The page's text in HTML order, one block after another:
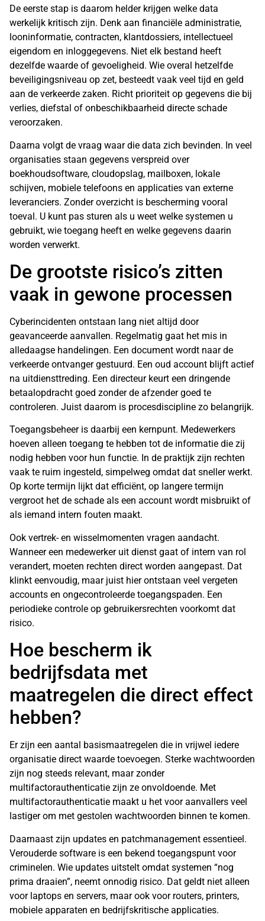
De eerste stap is daarom helder krijgen welke data
werkelijk kritisch zijn. Denk aan financiële administratie,
looninformatie, contracten, klantdossiers, intellectueel
eigendom en inloggegevens. Niet elk bestand heeft
dezelfde waarde of gevoeligheid. Wie overal hetzelfde
beveiligingsniveau op zet, besteedt vaak veel tijd en geld
aan de verkeerde zaken. Richt prioriteit op gegevens die bij
verlies, diefstal of onbeschikbaarheid directe schade
veroorzaken.
Daarna volgt de vraag waar die data zich bevinden. In veel
organisaties staan gegevens verspreid over
boekhoudsoftware, cloudopslag, mailboxen, lokale
schijven, mobiele telefoons en applicaties van externe
leveranciers. Zonder overzicht is bescherming vooral
toeval. U kunt pas sturen als u weet welke systemen u
gebruikt, wie toegang heeft en welke gegevens daarin
worden verwerkt.
De grootste risico’s zitten
vaak in gewone processen
Cyberincidenten ontstaan lang niet altijd door
geavanceerde aanvallen. Regelmatig gaat het mis in
alledaagse handelingen. Een document wordt naar de
verkeerde ontvanger gestuurd. Een oud account blijft actief
na uitdiensttreding. Een directeur keurt een dringende
betaalopdracht goed zonder de afzender goed te
controleren. Juist daarom is procesdiscipline zo belangrijk.
Toegangsbeheer is daarbij een kernpunt. Medewerkers
hoeven alleen toegang te hebben tot de informatie die zij
nodig hebben voor hun functie. In de praktijk zijn rechten
vaak te ruim ingesteld, simpelweg omdat dat sneller werkt.
Op korte termijn lijkt dat efficiënt, op langere termijn
vergroot het de schade als een account wordt misbruikt of
als iemand intern fouten maakt.
Ook vertrek- en wisselmomenten vragen aandacht.
Wanneer een medewerker uit dienst gaat of intern van rol
verandert, moeten rechten direct worden aangepast. Dat
klinkt eenvoudig, maar juist hier ontstaan veel vergeten
accounts en ongecontroleerde toegangspaden. Een
periodieke controle op gebruikersrechten voorkomt dat
risico.
Hoe bescherm ik
bedrijfsdata met
maatregelen die direct effect
hebben?
Er zijn een aantal basismaatregelen die in vrijwel iedere
organisatie direct waarde toevoegen. Sterke wachtwoorden
zijn nog steeds relevant, maar zonder
multifactorauthenticatie zijn ze onvoldoende. Met
multifactorauthenticatie maakt u het voor aanvallers veel
lastiger om met gestolen wachtwoorden binnen te komen.
Daarnaast zijn updates en patchmanagement essentieel.
Verouderde software is een bekend toegangspunt voor
criminelen. Wie updates uitstelt omdat systemen “nog
prima draaien”, neemt onnodig risico. Dat geldt niet alleen
voor laptops en servers, maar ook voor routers, printers,
mobiele apparaten en bedrijfskritische applicaties.